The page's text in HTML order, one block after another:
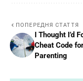
ПОПЕРЕДНЯ СТАТТЯ
I Thought I’d
Cheat Code
Parenting